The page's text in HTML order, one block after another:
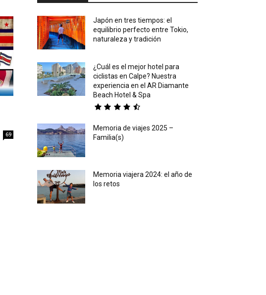
69
Japón en tres tiempos: el
equilibrio perfecto entre Tokio,
naturaleza y tradición
¿Cuál es el mejor hotel para
ciclistas en Calpe? Nuestra
experiencia en el AR Diamante
Beach Hotel & Spa
Memoria de viajes 2025 –
Familia(s)
Memoria viajera 2024: el año de
los retos